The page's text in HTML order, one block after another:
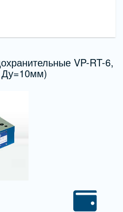
VP-RT-6,